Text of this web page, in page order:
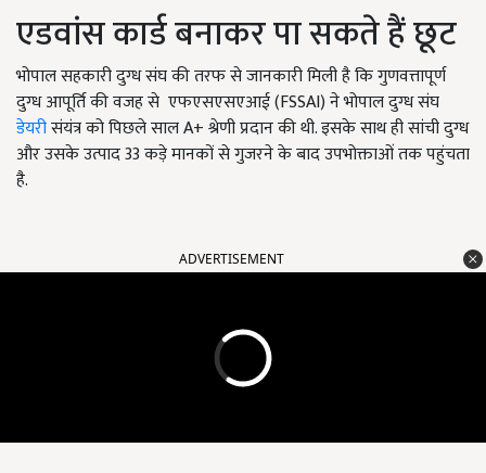
एडवांस कार्ड बनाकर पा सकते हैं छूट
भोपाल सहकारी दुग्ध संघ की तरफ से जानकारी मिली है कि गुणवत्तापूर्ण
दुग्ध आपूर्ति की वजह से एफएसएसएआई (FSSAI) ने भोपाल दुग्ध संघ
डेयरीसंयंत्र को पिछले साल A+ श्रेणी प्रदान की थी. इसके साथ ही सांची दुग्ध
और उसके उत्पाद 33 कड़े मानकों से गुजरने के बाद उपभोक्ताओं तक पहुंचता
है.
ADVERTISEMENT